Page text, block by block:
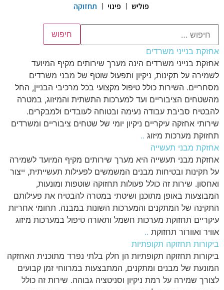
פוליש
פינוי תחזוקה
אחזקת בנייני משרדים
אחזקת בנייני משרדים הינה מערך שירותים מקיף המיועד
לשמירה על תקינות, ניקיון ותפעול שוטף של מבני משרדים
מסחריים. השירות כולל טיפול מקצועי בכל מרכיבי הבניין, החל
מהשטחים הציבוריים ועד למערכות התשתית והמיזוג, במטרה
להבטיח סביבת עבודה נעימה ובטוחה לעובדים ולמבקרים.
שירותי אחזקה עיקריים ניקיון יומי של שטחים ציבוריים ומשרדים
תחזוקת מערכות מיזוג ..
אחזקת מבני תעשייה
אחזקת מבני תעשייה היא מערך שירותים מקיף המיועד לשמירה
על תקינות ובטיחות מבנים המשמשים לפעילות תעשייתית, ייצור
ואחסון. שירות זה כולל פעולות תחזוקה שוטפות ומונעות,
המבוצעות באופן מתוכנן ושיטתי במטרה להבטיח את פעילותם
התקינה של המתקנים והמערכות השונות במבנה. תחומי אחריות
עיקריים תחזוקת מערכות חשמל ותאורה טיפול במערכות מיזוג
אוויר ואוורור תחזוקת ..
ביקורות תחזוקה תקופתיות
ביקורות תחזוקה תקופתיות הן חלק בלתי נפרד מתוכנית האחזקה
המונעת של מבנים ומתקנים, המתבצעות במרווחי זמן קבועים
לצורך שמירה על רמת ניקיון וסניטציה גבוהה. שירות זה כולל